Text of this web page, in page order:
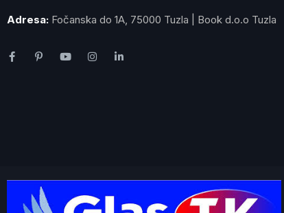
Adresa: Fočanska do 1A, 75000 Tuzla | Book d.o.o Tuzla